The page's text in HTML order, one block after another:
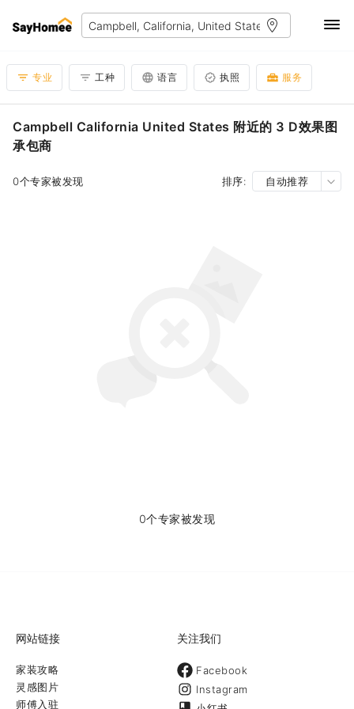
专业 工种 语言 执照 服务
Campbell California United States 附近的 3 D效果图
承包商
0个专家被发现 排序: 自动推荐
0个专家被发现
网站链接
家装攻略
灵感图片
师傅入驻
关注我们
Facebook
Instagram